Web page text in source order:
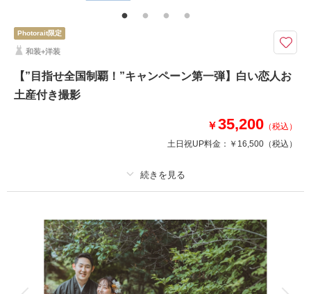
Photorait限定『CLESTA(A6サイズ)』プレゼント中！お衣装2着にヘアメイ
クと全カットデータが付いたお手頃プラン！
★データまるごとプラン〈シチュエーション豊富なスタジオ撮影〉
・ヘアメイク
・全カットデータ
・アクセサリー類、アートブーケレンタル
このプランで撮影可能な撮影レポート
撮影日：2024年4月4日
相談予約する 撮影日の空き
Photorait限定
和装+洋装
【”目指せ全国制覇！”キャンペーン第一弾】白い恋人お
土産付き撮影
￥35,200 （税込）
土日祝UP料金： ￥16,500 （税込）
撮影料 新婦衣装1着 新郎衣装1着
着付け ヘアメイク 小物一式
アルバム データ 100 カット 台紙付写真